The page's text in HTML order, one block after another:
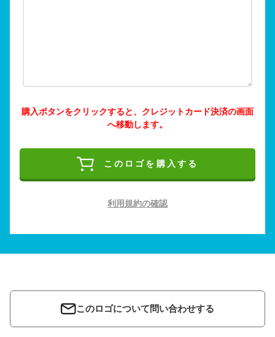
購入ボタンをクリックすると、クレジットカード決済の画面
へ移動します。
このロゴを購入する
利用規約の確認
このロゴについて問い合わせする